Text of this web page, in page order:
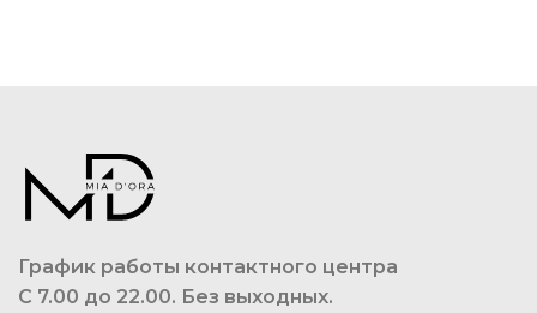
График работы контактного центра
С 7.00 до 22.00. Без выходных.